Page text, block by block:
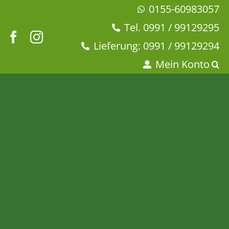
springen
0155-60983057
Tel. 0991 / 99129295
Lieferung: 0991 / 99129294
Mein Konto